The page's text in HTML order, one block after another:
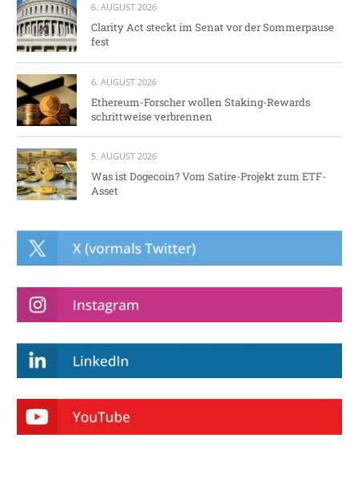
6. AUGUST 2026
Clarity Act steckt im Senat vor der Sommerpause
fest
6. AUGUST 2026
Ethereum-Forscher wollen Staking-Rewards
schrittweise verbrennen
5. AUGUST 2026
Was ist Dogecoin? Vom Satire-Projekt zum ETF-
Asset